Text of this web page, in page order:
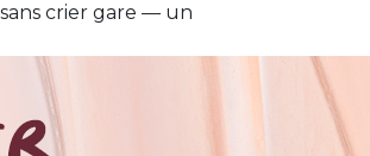
crier gare — un